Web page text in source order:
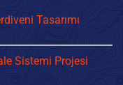
Tasarımı
Sistemi Projesi